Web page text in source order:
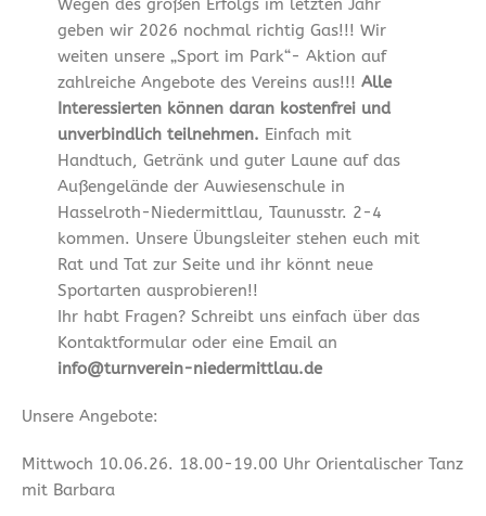
geben wir 2026 nochmal richtig Gas!!! Wir
weiten unsere „Sport im Park“- Aktion auf
zahlreiche Angebote des Vereins aus!!! Alle
Interessierten können daran kostenfrei und
unverbindlich teilnehmen. Einfach mit
Handtuch, Getränk und guter Laune auf das
Außengelände der Auwiesenschule in
Hasselroth-Niedermittlau, Taunusstr. 2-4
kommen. Unsere Übungsleiter stehen euch mit
Rat und Tat zur Seite und ihr könnt neue
Sportarten ausprobieren!!
Ihr habt Fragen? Schreibt uns einfach über das
Kontaktformular oder eine Email an
info@turnverein-niedermittlau.de
Unsere Angebote:
Mittwoch 10.06.26. 18.00-19.00 Uhr Orientalischer Tanz
mit Barbara